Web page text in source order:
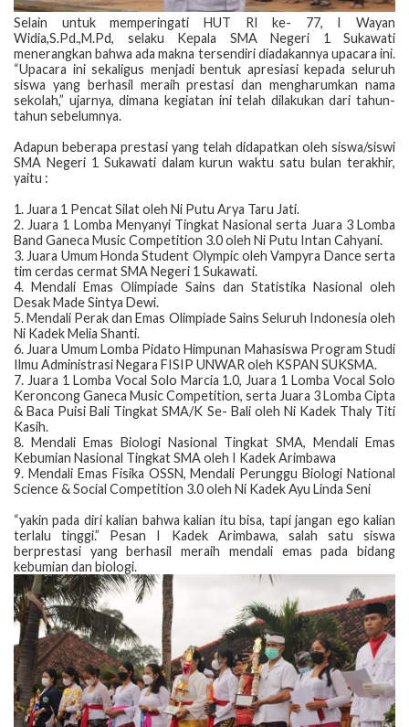
​Selain untuk memperingati HUT RI ke- 77, I Wayan
Widia,S.Pd.,M.Pd, selaku Kepala SMA Negeri 1 Sukawati
menerangkan bahwa ada makna tersendiri diadakannya upacara ini.
“Upacara ini sekaligus menjadi bentuk apresiasi kepada seluruh
siswa yang berhasil meraih prestasi dan mengharumkan nama
sekolah,” ujarnya, dimana kegiatan ini telah dilakukan dari tahun-
tahun sebelumnya.
​Adapun beberapa prestasi yang telah didapatkan oleh siswa/siswi
SMA Negeri 1 Sukawati dalam kurun waktu satu bulan terakhir,
yaitu :
1. Juara 1 Pencat Silat oleh Ni Putu Arya Taru Jati.
2. Juara 1 Lomba Menyanyi Tingkat Nasional serta Juara 3 Lomba
Band Ganeca Music Competition 3.0 oleh Ni Putu Intan Cahyani.
3. Juara Umum Honda Student Olympic oleh Vampyra Dance serta
tim cerdas cermat SMA Negeri 1 Sukawati.
4. Mendali Emas Olimpiade Sains dan Statistika Nasional oleh
Desak Made Sintya Dewi.
5. Mendali Perak dan Emas Olimpiade Sains Seluruh Indonesia oleh
Ni Kadek Melia Shanti.
6. Juara Umum Lomba Pidato Himpunan Mahasiswa Program Studi
Ilmu Administrasi Negara FISIP UNWAR oleh KSPAN SUKSMA.
7. Juara 1 Lomba Vocal Solo Marcia 1.0, Juara 1 Lomba Vocal Solo
Keroncong Ganeca Music Competition, serta Juara 3 Lomba Cipta
& Baca Puisi Bali Tingkat SMA/K Se- Bali oleh Ni Kadek Thaly Titi
Kasih.
8. Mendali Emas Biologi Nasional Tingkat SMA, Mendali Emas
Kebumian Nasional Tingkat SMA oleh I Kadek Arimbawa
9. Mendali Emas Fisika OSSN, Mendali Perunggu Biologi National
Science & Social Competition 3.0 oleh Ni Kadek Ayu Linda Seni
​“yakin pada diri kalian bahwa kalian itu bisa, tapi jangan ego kalian
terlalu tinggi.” Pesan I Kadek Arimbawa, salah satu siswa
berprestasi yang berhasil meraih mendali emas pada bidang
kebumian dan biologi.